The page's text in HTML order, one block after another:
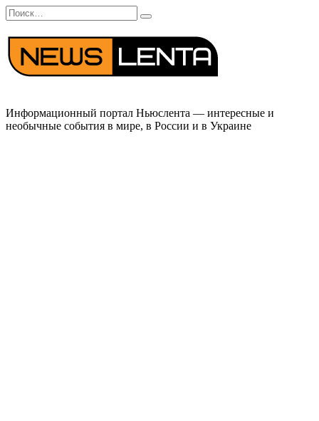
Перейти
к
содержанию
Search
for:
Информационный портал Ньюслента — интересные и
необычные события в мире, в России и в Украине